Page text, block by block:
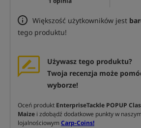
Większość użytkowników jest
tego produktu!
Używasz tego produktu?
Twoja recenzja może
wyborze!
Oceń produkt EnterpriseTackle POPUP
Maize i zdobądź dodatkowe punkty w
lojalnościowymCarp-Coins!